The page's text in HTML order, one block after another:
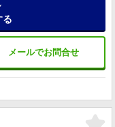
メールでお問合せ
る